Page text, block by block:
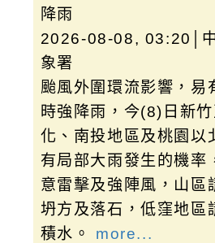
降雨
2026-08-08, 03:20│
象署
颱風外圍環流影響，易
時強降雨，今(8)日新
化、南投地區及桃園以
有局部大雨發生的機率
意雷擊及強陣風，山區
坍方及落石，低窪地區
積水。 more...